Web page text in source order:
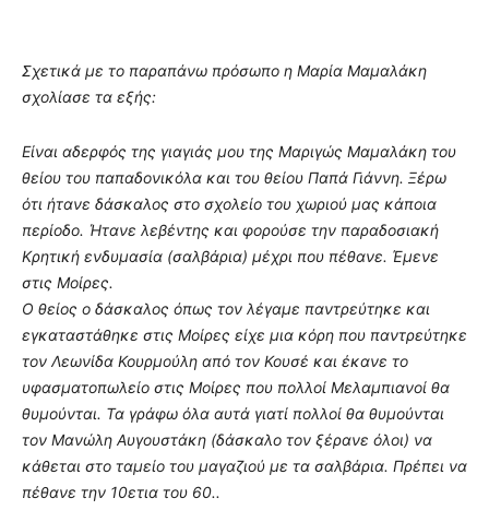
Σχετικά με το παραπάνω πρόσωπο η Μαρία Μαμαλάκη
σχολίασε τα εξής:
Είναι αδερφός της γιαγιάς μου της Μαριγώς Μαμαλάκη του
θείου του παπαδονικόλα και του θείου Παπά Γιάννη. Ξέρω
ότι ήτανε δάσκαλος στο σχολείο του χωριού μας κάποια
περίοδο. Ήτανε λεβέντης και φορούσε την παραδοσιακή
Κρητική ενδυμασία (σαλβάρια) μέχρι που πέθανε. Έμενε
στις Μοίρες.
Ο θείος ο δάσκαλος όπως τον λέγαμε παντρεύτηκε και
εγκαταστάθηκε στις Μοίρες είχε μια κόρη που παντρεύτηκε
τον Λεωνίδα Κουρμούλη από τον Κουσέ και έκανε το
υφασματοπωλείο στις Μοίρες που πολλοί Μελαμπιανοί θα
θυμούνται. Τα γράφω όλα αυτά γιατί πολλοί θα θυμούνται
τον Μανώλη Αυγουστάκη (δάσκαλο τον ξέρανε όλοι) να
κάθεται στο ταμείο του μαγαζιού με τα σαλβάρια. Πρέπει να
πέθανε την 10ετια του 60..